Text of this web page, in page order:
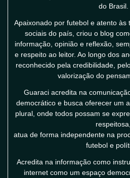
do Brasil.
Apaixonado por futebol e atento às
sociais do país, criou o blog
informação, opinião e reflexão,
e respeito ao leitor. Ao longo dos
reconhecido pela credibilidade,
valorização do
Guaraci acredita na
democrático e busca oferecer um
plural, onde todos possam se
respeitosa,
atua de forma independente na
futebol e
Acredita na informação como
internet como um espaço